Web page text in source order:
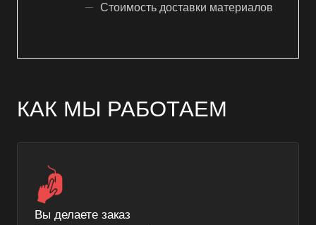
Стоимость доставки материалов
КАК МЫ РАБОТАЕМ
Вы делаете заказ